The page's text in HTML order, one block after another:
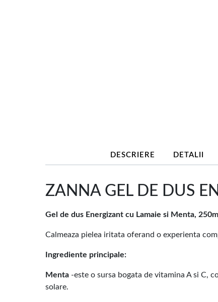
DESCRIERE DETALII
ZANNA GEL DE DUS
Gel de dus Energizant cu Lamaie si Menta,
Calmeaza pielea iritata oferand o experienta
Ingrediente principale:
Menta -este o sursa bogata de vitamina A si C,
solare.